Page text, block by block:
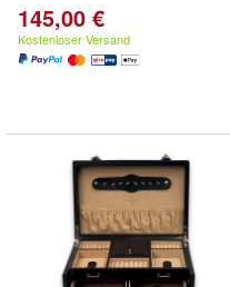
145,00 €
Kostenloser Versand